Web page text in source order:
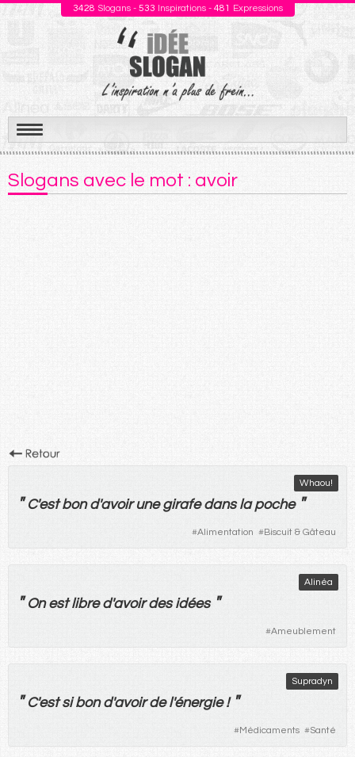
3428 Slogans - 533 Inspirations - 481 Expressions
Aller
au
contenu
Slogans avec le mot : avoir
Whaou!
"C'est bond'avoir une girafe dans la poche "
#Alimentation #Biscuit & Gâteau
Alinéa
" On est libred'avoir des idées "
#Ameublement
Supradyn
"C'est si bond'avoir del'énergie! "
#Médicaments #Santé